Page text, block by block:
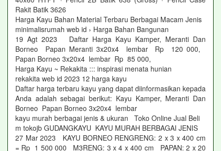
Rakit Batik 3626
Harga Kayu Bahan Material Terbaru Berbagai Macam Jenis
minimalisrumah web id › Harga Bahan Bangunan
19 Agt 2023 Daftar Harga Kayu Kamper, Meranti Dan
Borneo Papan Meranti 3x20x4 lembar Rp 120 000,
Papan Borneo 3x20x4 lembar Rp 85 000,
Harga Kayu ~ Rekakita ::: inspirasi menata hunian
rekakita web id 2023 12 harga kayu
Daftar harga terbaru kayu yang dapat diinformasikan kepada
Anda adalah sebagai berikut: Kayu Kamper, Meranti Dan
Borneo Papan Borneo 3x20x4 lembar
kayu murah berbagai jenis & ukuran Toko Online Jual Beli
m tokojb GUDANGKAYU KAYU MURAH BERBAGAI JENIS
27 Mar 2023 KAYU BORNEO RENGRENG: 2 x 3 x 400 cm
= Rp 1 500 000 M3RENG: 3 x 4 x 400 cm PAPAN: 2 x 20